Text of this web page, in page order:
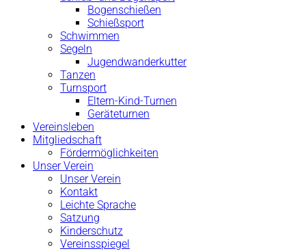
Bogenschießen
Schießsport
Schwimmen
Segeln
Jugendwanderkutter
Tanzen
Turnsport
Eltern-Kind-Turnen
Geräteturnen
Vereinsleben
Mitgliedschaft
Fördermöglichkeiten
Unser Verein
Unser Verein
Kontakt
Leichte Sprache
Satzung
Kinderschutz
Vereinsspiegel